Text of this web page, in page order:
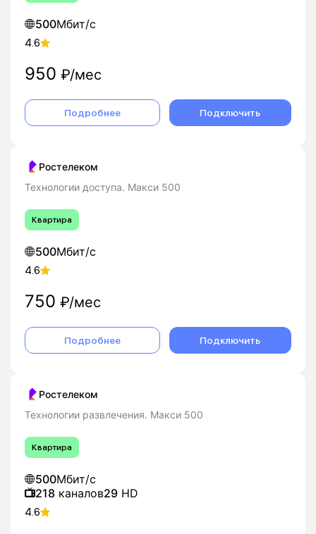
500Мбит/с
4.6
950 ₽/мес
Подробнее Подключить
Ростелеком
Технологии доступа. Макси 500
Квартира
500Мбит/с
4.6
750 ₽/мес
Подробнее Подключить
Ростелеком
Технологии развлечения. Макси 500
Квартира
500Мбит/с
218 каналов29 HD
4.6